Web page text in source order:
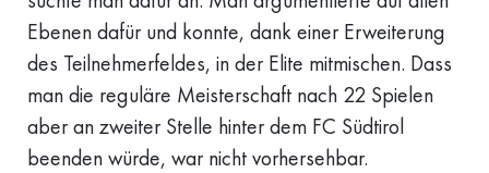
Ebenen dafür und konnte, dank einer Erweiterung
des Teilnehmerfeldes, in der Elite mitmischen. Dass
man die reguläre Meisterschaft nach 22 Spielen
aber an zweiter Stelle hinter dem FC Südtirol
beenden würde, war nicht vorhersehbar.